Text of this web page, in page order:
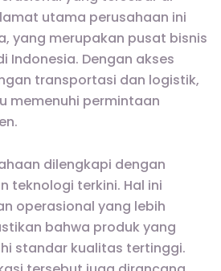
utama perusahaan ini
yang merupakan pusat bisnis
Indonesia. Dengan akses
transportasi dan logistik,
memenuhi permintaan
dilengkapi dengan
teknologi terkini. Hal ini
operasional yang lebih
bahwa produk yang
standar kualitas tertinggi.